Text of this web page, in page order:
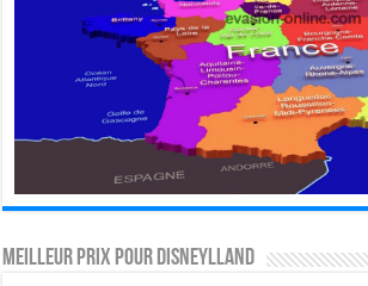
MEILLEUR PRIX POUR DISNEYLLAND